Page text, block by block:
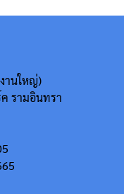
านใหญ่)
รามอินทรา